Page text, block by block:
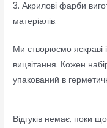
3. Акрилові фарби
матеріалів.
Ми створюємо яскраві
вицвітання. Кожен
упакований в
Відгуків немає, поки